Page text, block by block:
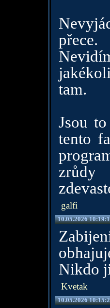
tam.
Jsou
tento
zrůdy
galfi
10.05.2026
Nikdo
Kvetak
10.05.2026